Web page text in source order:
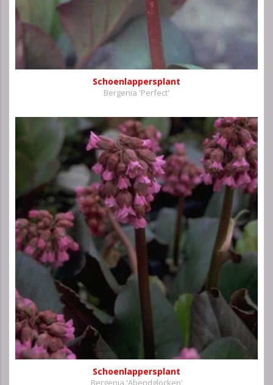
Schoenlappersplant
Bergenia 'Perfect'
Schoenlappersplant
Bergenia 'Abendglocken'